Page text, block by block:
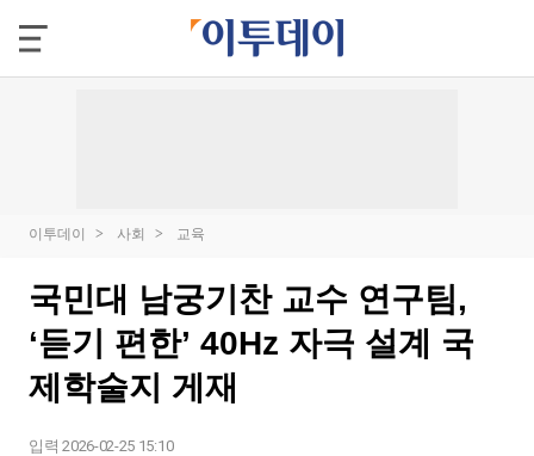
이투데이 사회 교육
국민대 남궁기찬 교수 연구팀,
‘듣기 편한’ 40Hz 자극 설계 국
제학술지 게재
입력 2026-02-25 15:10